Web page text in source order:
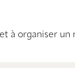
à organiser un